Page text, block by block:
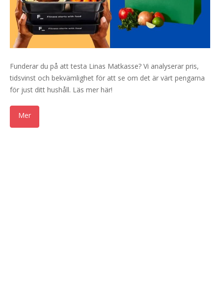
Funderar du på att testa Linas Matkasse? Vi analyserar pris,
tidsvinst och bekvämlighet för att se om det är värt pengarna
för just ditt hushåll. Läs mer här!